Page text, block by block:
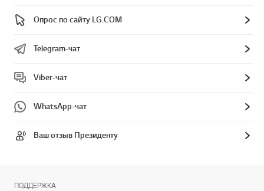
Опрос по сайту LG.COM
Telegram-чат
Viber-чат
WhatsApp-чат
Ваш отзыв Президенту
ПОДДЕРЖКА